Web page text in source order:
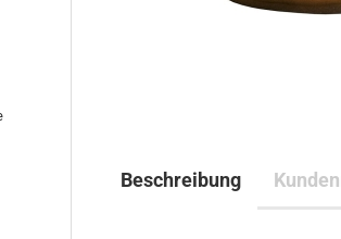
Beschreibung